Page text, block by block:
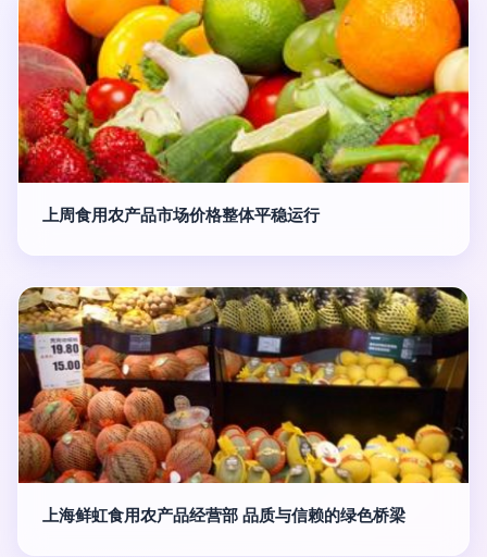
上周食用农产品市场价格整体平稳运行
上海鲜虹食用农产品经营部 品质与信赖的绿色桥梁